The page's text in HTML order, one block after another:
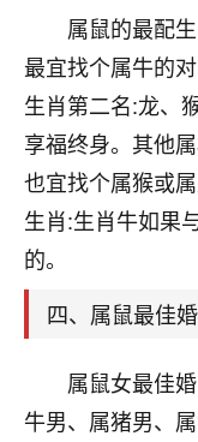
属鼠的最配
最宜找个属牛的
生肖第二名:龙、
享福终身。其他
也宜找个属猴或
生肖:生肖牛如果
的。
四、属鼠最佳
属鼠女最佳
牛男、属猪男、
址、风水
大环境不
刚找老师
2小时前 来自海
梦醒时分
我女儿高二叛
做完，我女
大学，只要能
鹿森：可怜